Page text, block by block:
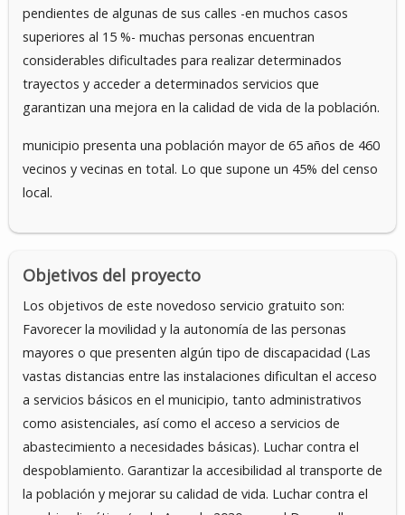
pendientes de algunas de sus calles -en muchos casos
superiores al 15 %- muchas personas encuentran
considerables dificultades para realizar determinados
trayectos y acceder a determinados servicios que
garantizan una mejora en la calidad de vida de la población.
municipio presenta una población mayor de 65 años de 460
vecinos y vecinas en total. Lo que supone un 45% del censo
local.
Objetivos del proyecto
Los objetivos de este novedoso servicio gratuito son:
Favorecer la movilidad y la autonomía de las personas
mayores o que presenten algún tipo de discapacidad (Las
vastas distancias entre las instalaciones dificultan el acceso
a servicios básicos en el municipio, tanto administrativos
como asistenciales, así como el acceso a servicios de
abastecimiento a necesidades básicas). Luchar contra el
despoblamiento. Garantizar la accesibilidad al transporte de
la población y mejorar su calidad de vida. Luchar contra el